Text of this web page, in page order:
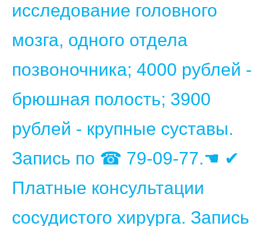
исследование головного
мозга, одного отдела
позвоночника; 4000 рублей -
брюшная полость; 3900
рублей - крупные суставы.
Запись по ☎ 79-09-77.☚ ✔
Платные консультации
сосудистого хирурга. Запись